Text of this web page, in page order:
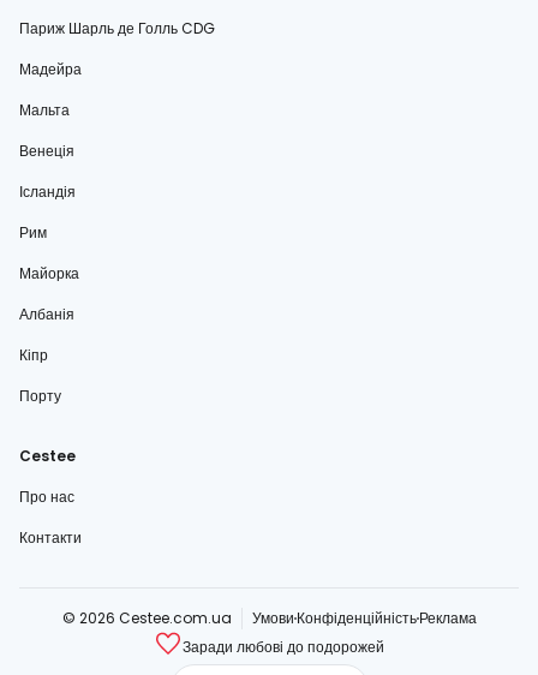
Париж Шарль де Голль CDG
Мадейра
Мальта
Венеція
Ісландія
Рим
Майорка
Албанія
Кіпр
Порту
Cestee
Про нас
Контакти
© 2026 Cestee.com.ua УмовиКонфіденційністьРеклама
Заради любові до подорожей
cestee.com